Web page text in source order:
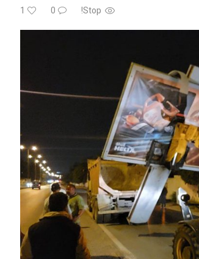
Stop!
0
1